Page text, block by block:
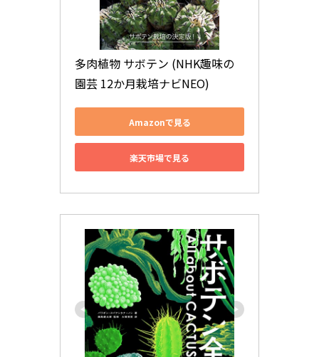
多肉植物 サボテン (NHK趣味の
園芸 12か月栽培ナビNEO)
Amazonで見る
楽天市場で見る